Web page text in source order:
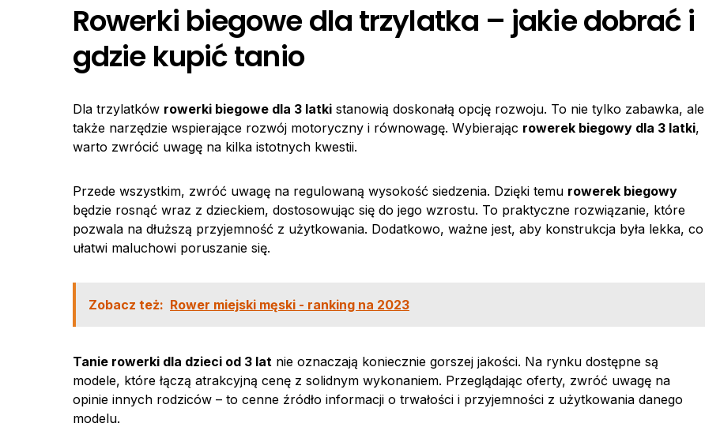
Rowerki biegowe dla trzylatka – jakie dobrać i
gdzie kupić tanio
Dla trzylatków rowerki biegowe dla 3 latki stanowią doskonałą opcję rozwoju. To nie tylko zabawka, ale
także narzędzie wspierające rozwój motoryczny i równowagę. Wybierając rowerek biegowy dla 3 latki,
warto zwrócić uwagę na kilka istotnych kwestii.
Przede wszystkim, zwróć uwagę na regulowaną wysokość siedzenia. Dzięki temu rowerek biegowy
będzie rosnąć wraz z dzieckiem, dostosowując się do jego wzrostu. To praktyczne rozwiązanie, które
pozwala na dłuższą przyjemność z użytkowania. Dodatkowo, ważne jest, aby konstrukcja była lekka, co
ułatwi maluchowi poruszanie się.
Zobacz też: Rower miejski męski - ranking na 2023
Tanie rowerki dla dzieci od 3 lat nie oznaczają koniecznie gorszej jakości. Na rynku dostępne są
modele, które łączą atrakcyjną cenę z solidnym wykonaniem. Przeglądając oferty, zwróć uwagę na
opinie innych rodziców – to cenne źródło informacji o trwałości i przyjemności z użytkowania danego
modelu.